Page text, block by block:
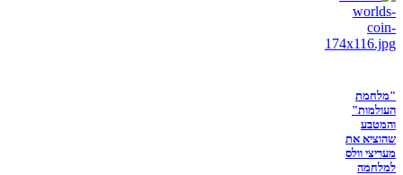
"מלחמת
העולמות"
והמטבע
שהוציא את
מעריצי וולס
למלחמה